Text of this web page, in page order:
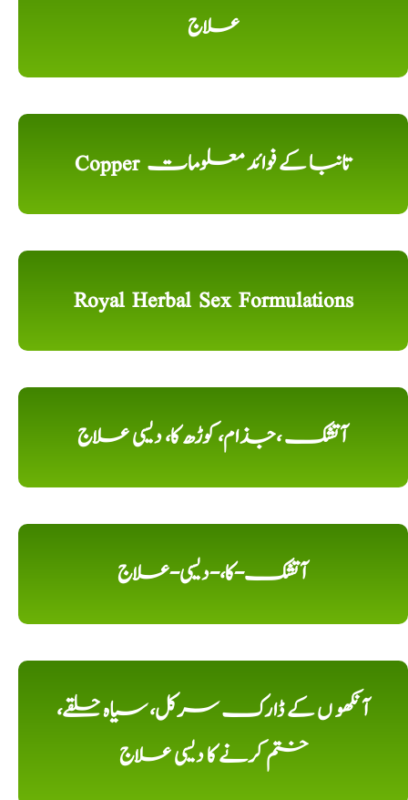
علاج
Copper تانبا کے فوائد معلومات
Royal Herbal Sex Formulations
آتشک ،جذام، کوڑھ کا، دیسی علاج
آتشک-کا،-دیسی-علاج
آنکھو ں کے ڈارک سرکل، سیاہ حلقے،
ختم کرنے کا دیسی علاج